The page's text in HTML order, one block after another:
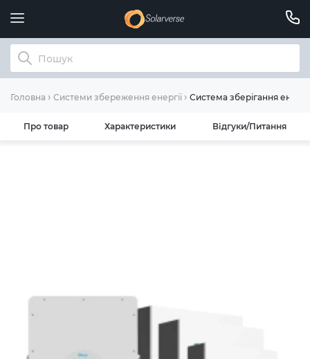
Головна Системи збереження енергії Система зберігання
Про товар Характеристики Відгуки/Питання